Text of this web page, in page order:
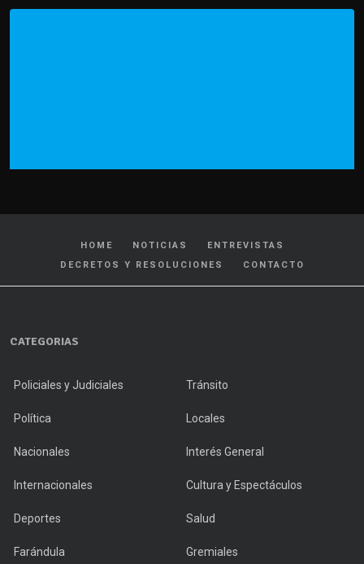
HOME NOTICIAS
ENTREVISTAS
DECRETOS Y RESOLUCIONES
CONTACTO
CATEGORIAS
Policiales y Judiciales Tránsito
Política Locales
Nacionales Interés General
Internacionales Cultura y Espectáculos
Deportes Salud
Farándula Gremiales